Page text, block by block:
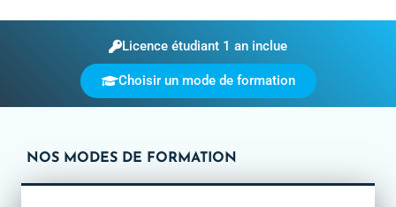
Licence étudiant 1 an inclue
Choisir un mode de formation
NOS MODES DE FORMATION